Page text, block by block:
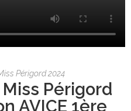
Périgord 2024
Miss Périgord
AVICE 1ère